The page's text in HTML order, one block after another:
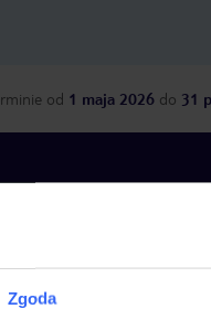
Zgoda
od 1 maja 2026 do 31
biuro podróży
w Polsce